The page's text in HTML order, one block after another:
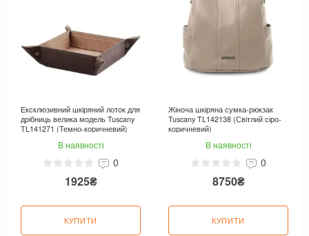
Ексклюзивний шкіряний лоток для
дрібниць велика модель Tuscany
TL141271 (Темно-коричневий)
В наявності
0
1925₴
КУПИТИ
Жіноча шкіряна сумка-рюкзак
Tuscany TL142138 (Світлий сіро-
коричневий)
В наявності
0
8750₴
КУПИТИ